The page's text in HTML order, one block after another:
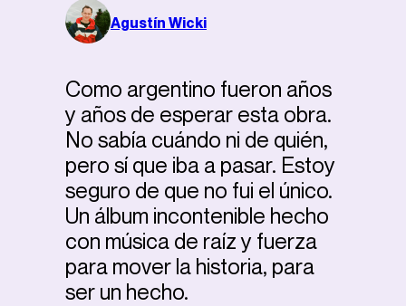
Agustín Wicki
Como argentino fueron años
y años de esperar esta obra.
No sabía cuándo ni de quién,
pero sí que iba a pasar. Estoy
seguro de que no fui el único.
Un álbum incontenible hecho
con música de raíz y fuerza
para mover la historia, para
ser un hecho.